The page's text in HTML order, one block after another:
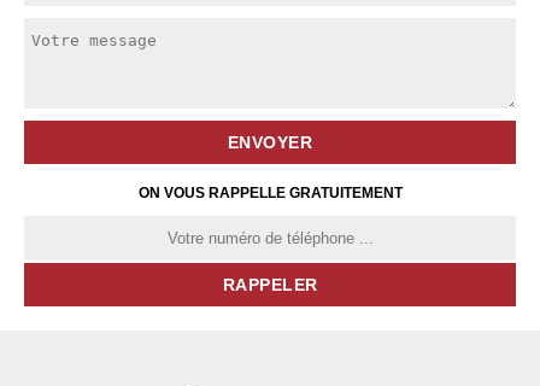
ON VOUS RAPPELLE GRATUITEMENT